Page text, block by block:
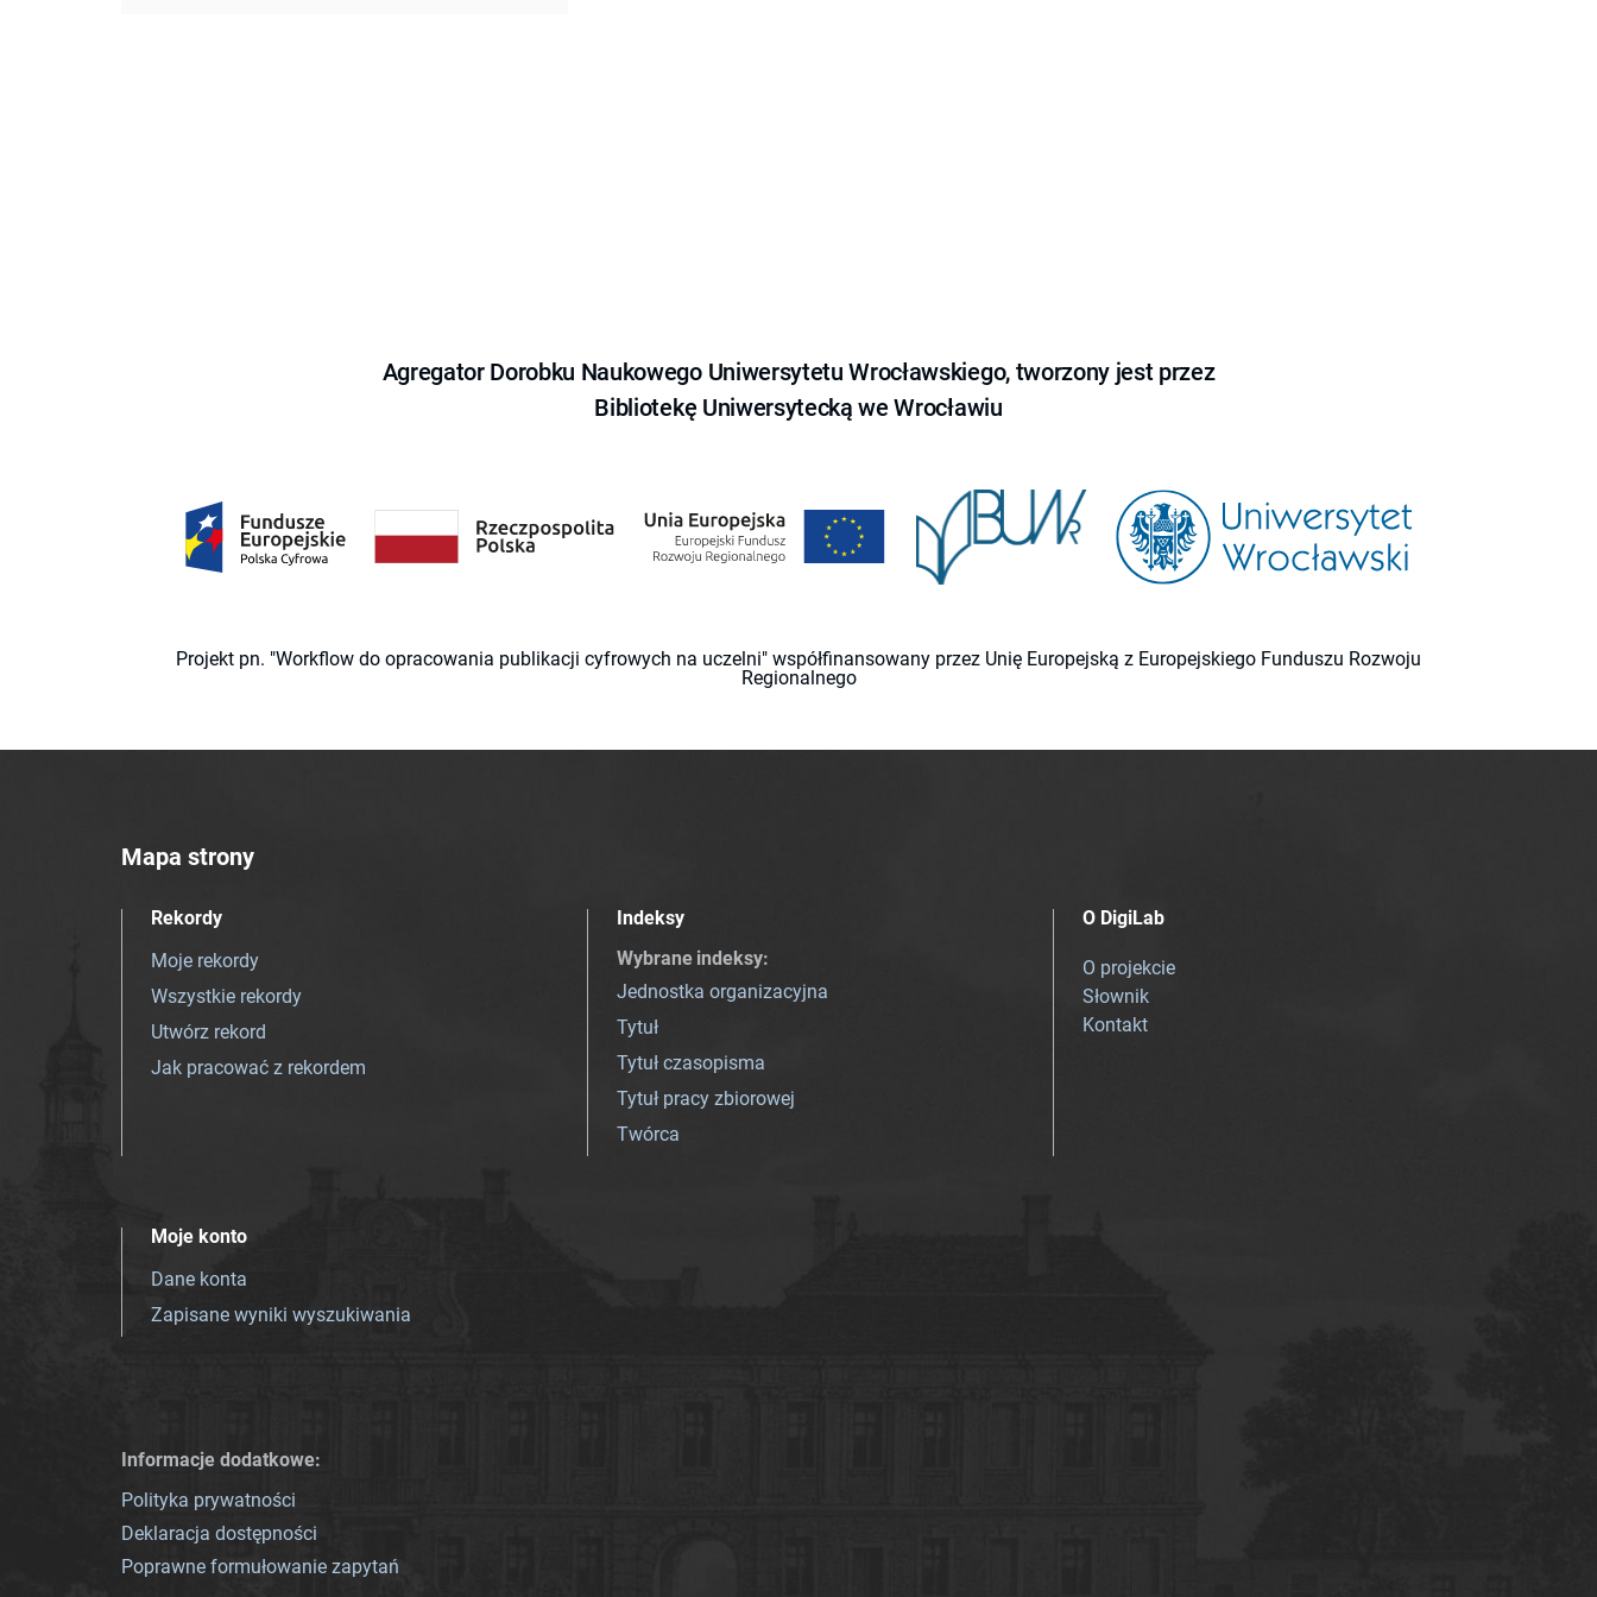
Agregator Dorobku Naukowego Uniwersytetu Wrocławskiego, tworzony jest przez
Bibliotekę Uniwersytecką we Wrocławiu
Projekt pn. "Workflow do opracowania publikacji cyfrowych na uczelni" współfinansowany przez Unię Europejską z Europejskiego Funduszu Rozwoju
Regionalnego
Mapa strony
Rekordy
Moje rekordy
Wszystkie rekordy
Utwórz rekord
Jak pracować z rekordem
Indeksy
Wybrane indeksy:
Jednostka organizacyjna
Tytuł
Tytuł czasopisma
Tytuł pracy zbiorowej
Twórca
O DigiLab
O projekcie
Słownik
Kontakt
Moje konto
Dane konta
Zapisane wyniki wyszukiwania
Informacje dodatkowe:
Polityka prywatności
Deklaracja dostępności
Poprawne formułowanie zapytań